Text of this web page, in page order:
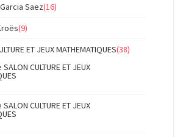
Saez(16)
(9)
ET JEUX MATHEMATIQUES(38)
CULTURE ET JEUX
CULTURE ET JEUX